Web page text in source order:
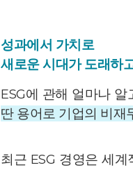
성과에서 가치로
새로운 시대가 도래하
ESG에 관해 얼마나 알
딴 용어로 기업의 비재
최근 ESG 경영은 세계